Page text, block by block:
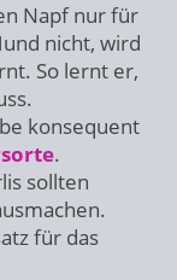
Napf nur für
nicht, wird
So lernt er,
konsequent
.
sollten
für das